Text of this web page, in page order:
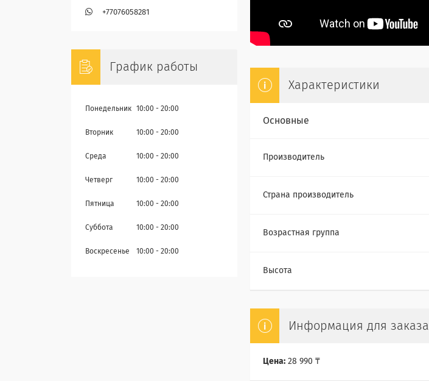
Характеристики
Основные
Производитель
Страна производитель
Возрастная группа
Высота
Информация для заказа
Цена: 28 990 ₸
+77076058281
График работы
Понедельник 10:00 20:00
Вторник 10:00 20:00
Среда 10:00 20:00
Четверг 10:00 20:00
Пятница 10:00 20:00
Суббота 10:00 20:00
Воскресенье 10:00 20:00